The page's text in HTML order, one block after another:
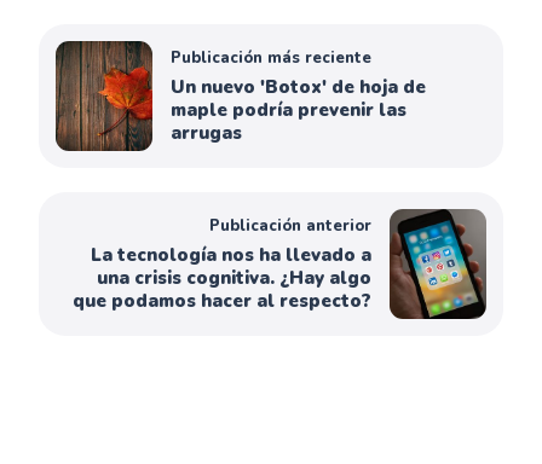
Publicación más reciente
Un nuevo 'Botox' de hoja de
maple podría prevenir las
arrugas
Publicación anterior
La tecnología nos ha llevado a
una crisis cognitiva. ¿Hay algo
que podamos hacer al respecto?